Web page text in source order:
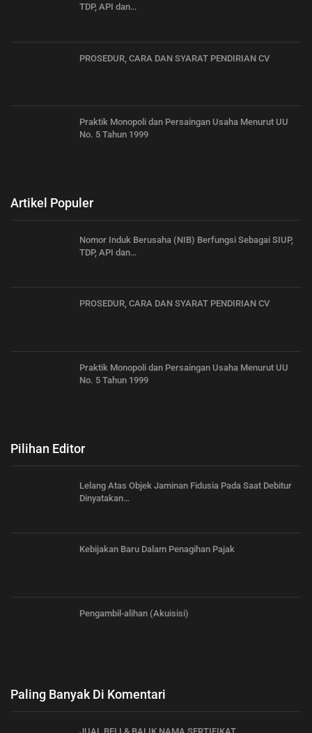
TDP, API dan…
PROSEDUR, CARA DAN SYARAT PENDIRIAN CV
Praktik Monopoli dan Persaingan Usaha Menurut UU
No. 5 Tahun 1999
Artikel Populer
Nomor Induk Berusaha (NIB) Berfungsi Sebagai SIUP,
TDP, API dan…
PROSEDUR, CARA DAN SYARAT PENDIRIAN CV
Praktik Monopoli dan Persaingan Usaha Menurut UU
No. 5 Tahun 1999
Pilihan Editor
Lelang Atas Objek Jaminan Fidusia Pada Saat Debitur
Dinyatakan…
Kebijakan Baru Dalam Penagihan Pajak
Pengambil-alihan (Akuisisi)
Paling Banyak Di Komentari
JUAL BELI & BALIK NAMA SERTIFIKAT